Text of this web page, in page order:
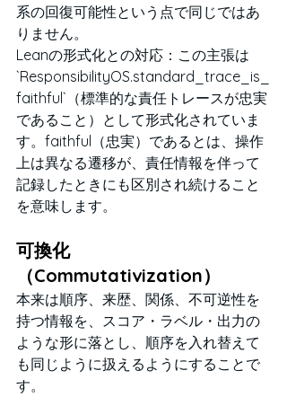
系の回復可能性という点で同じではあ
りません。
Leanの形式化との対応：この主張は
`ResponsibilityOS.standard_trace_is_
faithful`（標準的な責任トレースが忠実
であること）として形式化されていま
す。faithful（忠実）であるとは、操作
上は異なる遷移が、責任情報を伴って
記録したときにも区別され続けること
を意味します。
可換化
（Commutativization）
本来は順序、来歴、関係、不可逆性を
持つ情報を、スコア・ラベル・出力の
ような形に落とし、順序を入れ替えて
も同じように扱えるようにすることで
す。